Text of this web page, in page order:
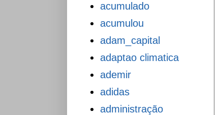
acumulado
acumulou
adam_capital
adaptao climatica
ademir
adidas
administração